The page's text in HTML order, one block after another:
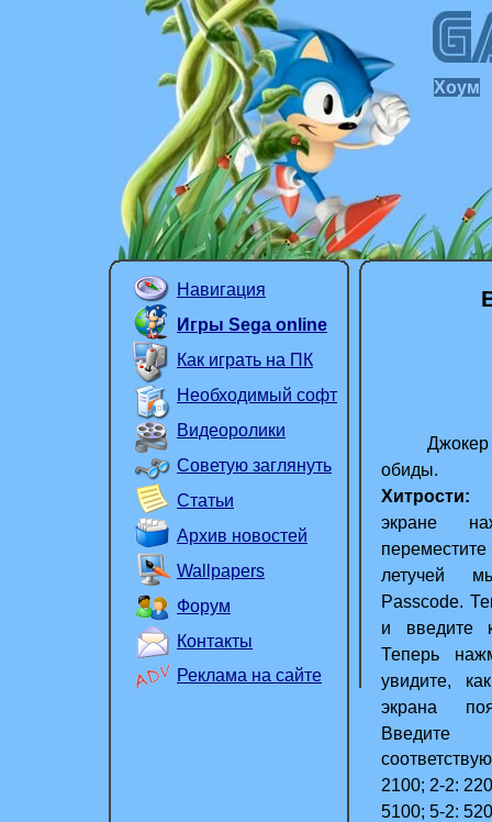
Джокер
обиды.
Хитрости:
1. Для
заглавном
экране
летучей
Passcode.
и введите
Теперь
увидите,
экрана
2100; 2-2:
5100; 5-2:
Хоум
Навигация
Как играть на ПК
Необходимый софт
Советую заглянуть
Архив новостей
Wallpapers
Контакты
Статьи
Видеоролики
Реклама на сайте
Форум
Игры Sega online